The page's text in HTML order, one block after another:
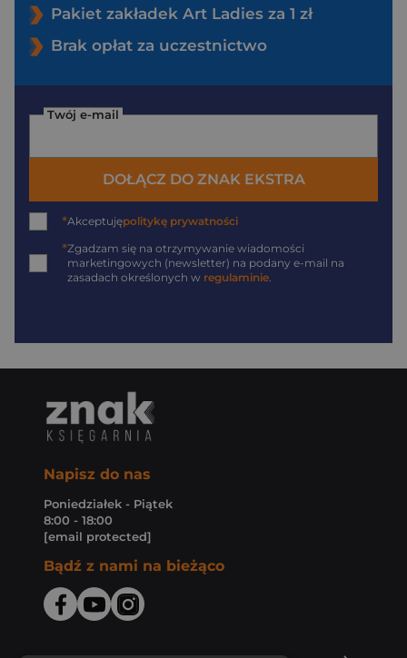
Pakiet zakładek Art Ladies za 1 zł
Brak opłat za uczestnictwo
Twój e-mail
DOŁĄCZ DO ZNAK EKSTRA
*Akceptujępolitykę prywatności
*Zgadzam się na otrzymywanie wiadomości
marketingowych (newsletter) na podany e-mail na
zasadach określonych w regulaminie
Napisz do nas
Poniedziałek - Piątek
8:00 - 18:00
[email protected]
Bądź z nami na bieżąco